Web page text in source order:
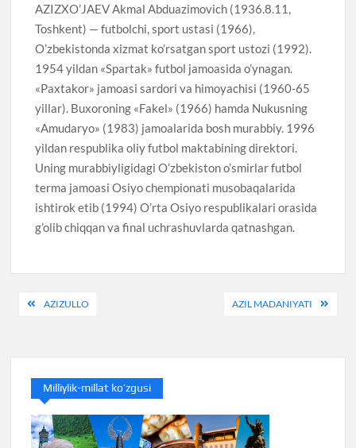
AZIZXO’JAEV Akmal Abduazimovich (1936.8.11,
Toshkent) — futbolchi, sport ustasi (1966),
O’zbekistonda xizmat ko’rsatgan sport ustozi (1992).
1954 yildan «Spartak» futbol jamoasida o’ynagan.
«Paxtakor» jamoasi sardori va himoyachisi (1960-65
yillar). Buxoroning «Fakel» (1966) hamda Nukusning
«Amudaryo» (1983) jamoalarida bosh murabbiy. 1996
yildan respublika oliy futbol maktabining direktori.
Uning murabbiyligidagi O’zbekiston o’smirlar futbol
terma jamoasi Osiyo chempionati musobaqalarida
ishtirok etib (1994) O’rta Osiyo respublikalari orasida
g’olib chiqqan va final uchrashuvlarda qatnashgan.
PostAZIZULLO AZIL MADANIYATI
Milliylik-millat ko’zgusi